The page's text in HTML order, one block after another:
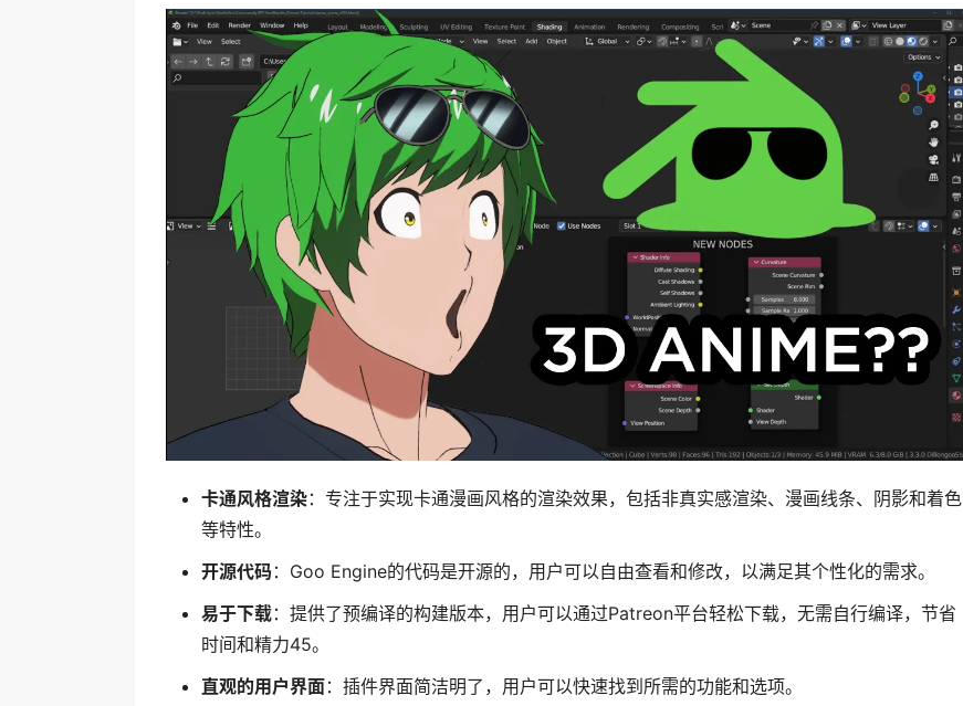
卡通风格渲染：专注于实现卡通漫画风格的渲染效果，包括非真实感渲染、漫画线条、阴影和着色
等特性。
开源代码：Goo Engine的代码是开源的，用户可以自由查看和修改，以满足其个性化的需求。
易于下载：提供了预编译的构建版本，用户可以通过Patreon平台轻松下载，无需自行编译，节省
时间和精力45。
直观的用户界面：插件界面简洁明了，用户可以快速找到所需的功能和选项。